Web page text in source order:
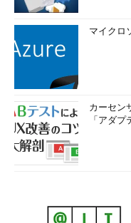
マイクロ
カーセン
「アダ